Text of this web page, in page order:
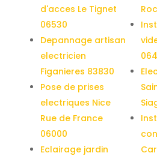
d'acces Le Tignet
06530
Depannage artisan
electricien
Figanieres 83830
Pose de prises
electriques Nice
Rue de France
06000
Eclairage jardin